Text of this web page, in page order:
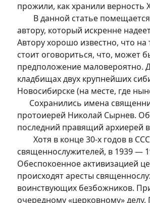
прожили, как хранили верность
В данной статье помещается
автору, который искренне
Автору хорошо известно, что
стоит оговориться, что, может
предположение маловероятно.
кладбищах двух крупнейших
Новосибирске (на месте, где
Сохранились имена
протоиерей Николай Сырнев.
последний правящий архиерей
Хотя в конце 30-х годов в
священнослужителей, в 1939 —
Обеспокоенное активизацией
происходят аресты
воинствующих безбожников.
очередному «церковному»